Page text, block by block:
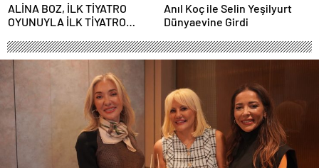
ALİNA BOZ, İLK TİYATRO
OYUNUYLA İLK TİYATRO
Anıl Koç ile Selin Yeşilyurt
Dünyaevine Girdi